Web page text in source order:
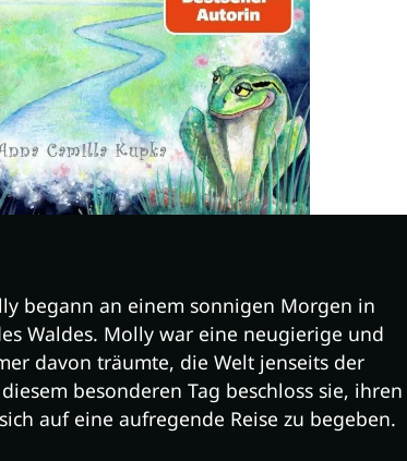
begann an einem sonnigen Morgen in
Waldes. Molly war eine neugierige und
davon träumte, die Welt jenseits der
besonderen Tag beschloss sie, ihren
auf eine aufregende Reise zu begeben.